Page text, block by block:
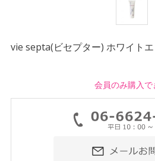
vie septa(ビセプター) ホワイト
会員のみ購入で